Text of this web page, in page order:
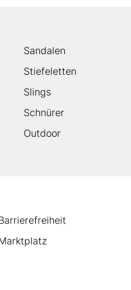
Sandalen
Stiefeletten
Slings
Schnürer
Outdoor